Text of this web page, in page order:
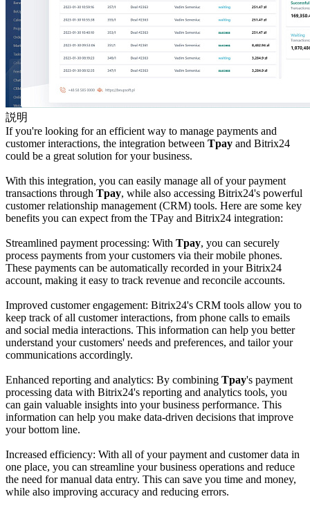
説明
If you're looking for an efficient way to manage payments and
customer interactions, the integration between Tpay and Bitrix24
could be a great solution for your business.
With this integration, you can easily manage all of your payment
transactions through Tpay, while also accessing Bitrix24's powerful
customer relationship management (CRM) tools. Here are some key
benefits you can expect from the TPay and Bitrix24 integration:
Streamlined payment processing: With Tpay, you can securely
process payments from your customers via their mobile phones.
These payments can be automatically recorded in your Bitrix24
account, making it easy to track revenue and reconcile accounts.
Improved customer engagement: Bitrix24's CRM tools allow you to
keep track of all customer interactions, from phone calls to emails
and social media interactions. This information can help you better
understand your customers' needs and preferences, and tailor your
communications accordingly.
Enhanced reporting and analytics: By combining Tpay's payment
processing data with Bitrix24's reporting and analytics tools, you
can gain valuable insights into your business performance. This
information can help you make data-driven decisions that improve
your bottom line.
Increased efficiency: With all of your payment and customer data in
one place, you can streamline your business operations and reduce
the need for manual data entry. This can save you time and money,
while also improving accuracy and reducing errors.